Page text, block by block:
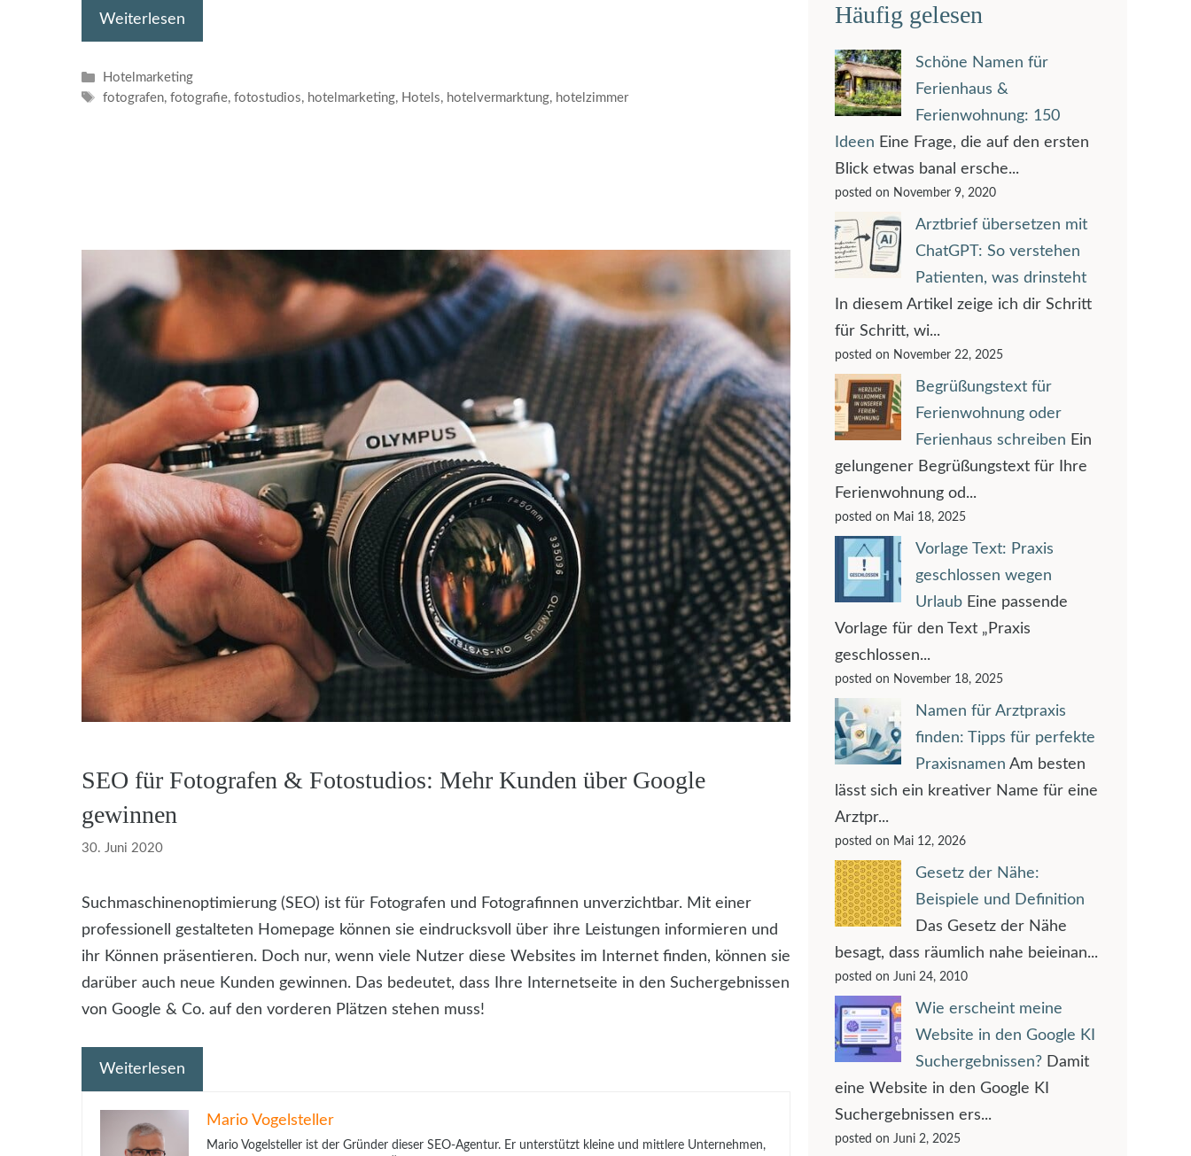
Weiterlesen
Kategorien
Hotelmarketing
Schlagwörter
fotografen,fotografie,fotostudios, hotelmarketing, Hotels, hotelvermarktung, hotelzimmer
SEO für Fotografen & Fotostudios: Mehr Kunden über Google
gewinnen
30. Juni 2020
Suchmaschinenoptimierung (SEO) ist für Fotografen und Fotografinnen unverzichtbar. Mit einer
professionell gestalteten Homepage können sie eindrucksvoll über ihre Leistungen informieren und
ihr Können präsentieren. Doch nur, wenn viele Nutzer diese Websites im Internet finden, können sie
darüber auch neue Kunden gewinnen. Das bedeutet, dass Ihre Internetseite in den Suchergebnissen
von Google & Co. auf den vorderen Plätzen stehen muss!
Weiterlesen
Mario Vogelsteller
Mario Vogelsteller ist der Gründer dieser SEO-Agentur. Er unterstützt kleine und mittlere Unternehmen,
Häufig gelesen
Schöne Namen für
Ferienhaus &
Ferienwohnung: 150
Ideen Eine Frage, die auf den ersten
Blick etwas banal ersche...
posted on November 9, 2020
Arztbrief übersetzen mit
ChatGPT: So verstehen
Patienten, was drinsteht
In diesem Artikel zeige ich dir Schritt
für Schritt, wi...
posted on November 22, 2025
Begrüßungstext für
Ferienwohnung oder
Ferienhaus schreiben Ein
gelungener Begrüßungstext für Ihre
Ferienwohnung od...
posted on Mai 18, 2025
Vorlage Text: Praxis
geschlossen wegen
Urlaub Eine passende
Vorlage für den Text „Praxis
geschlossen...
posted on November 18, 2025
Namen für Arztpraxis
finden: Tipps für perfekte
Praxisnamen Am besten
lässt sich ein kreativer Name für eine
Arztpr...
posted on Mai 12, 2026
Gesetz der Nähe:
Beispiele und Definition
Das Gesetz der Nähe
besagt, dass räumlich nahe beieinan...
posted on Juni 24, 2010
Wie erscheint meine
Website in den Google KI
Suchergebnissen? Damit
eine Website in den Google KI
Suchergebnissen ers...
posted on Juni 2, 2025